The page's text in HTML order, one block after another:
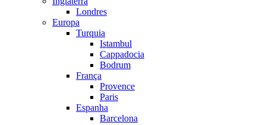
Londres
Europa
Turquia
Istambul
Cappadocia
Bodrum
França
Provence
Paris
Espanha
Barcelona